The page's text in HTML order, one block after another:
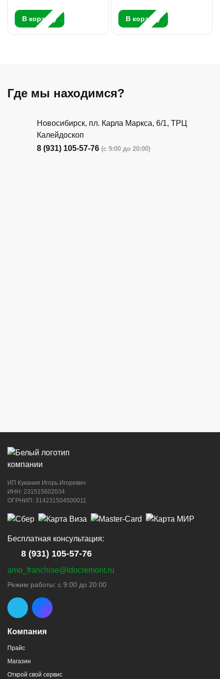
В корзину В корзину
Где мы находимся?
Новосибирск, пл. Карла Маркса, 6/1, ТРЦ
Калейдоскоп
8 (931) 105-57-76 (с 9:00 до 20:00)
ИП Кукания Игорь Игоревич
ИНН: 231515602034
ОГРНИП: 314231504500011
Компания
Прайс
Магазин
Открой свой сервис
Бесплатная консультация:
8 (931) 105-57-76
amo_franchise@idocremont.ru
Режим работы: с 9:00 до 20:00